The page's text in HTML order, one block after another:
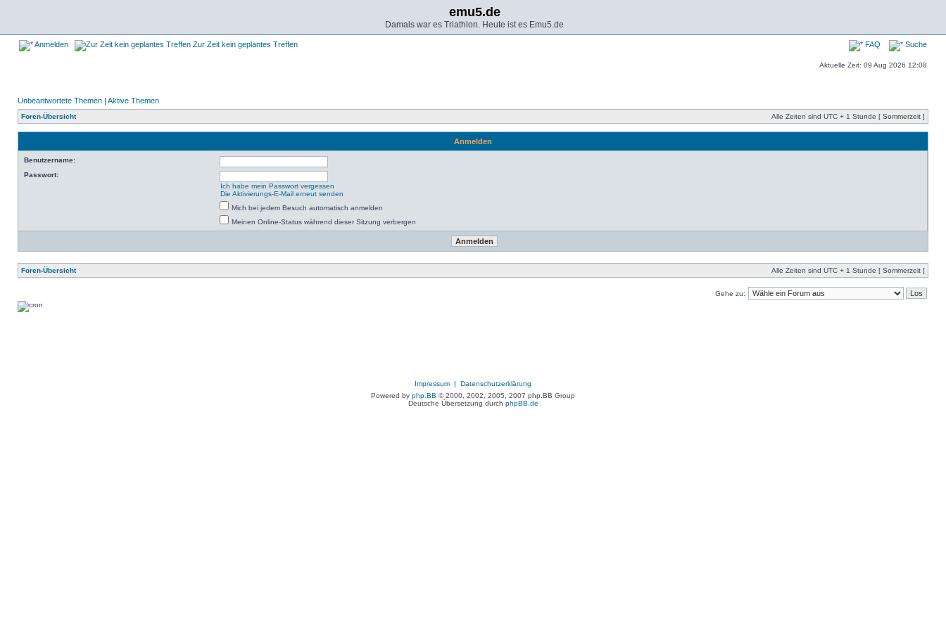
emu5.de
Damals war es Triathlon. Heute ist es Emu5.de
Anmelden Zur Zeit kein geplantes Treffen FAQ Suche
Aktuelle Zeit: 09 Aug 2026 12:08
Unbeantwortete Themen | Aktive Themen
Foren-Übersicht Alle Zeiten sind UTC + 1 Stunde [ Sommerzeit ]
Anmelden
Benutzername:
Passwort:
Ich habe mein Passwort vergessen
Die Aktivierungs-E-Mail erneut senden
Mich bei jedem Besuch automatisch anmelden
Meinen Online-Status während dieser Sitzung verbergen
Foren-Übersicht Alle Zeiten sind UTC + 1 Stunde [ Sommerzeit ]
Gehe zu:
Impressum | Datenschutzerklärung
Powered by php.BB © 2000, 2002, 2005, 2007 php.BB Group
Deutsche Übersetzung durch phpBB.de